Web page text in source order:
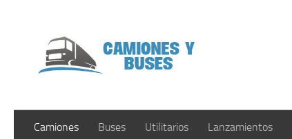
Camiones Buses Utilitarios Lanzamientos